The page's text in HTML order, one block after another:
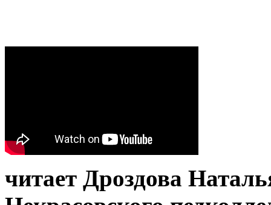
читает Дроздова